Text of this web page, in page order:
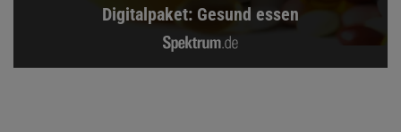
Digitalpaket: Gesund essen